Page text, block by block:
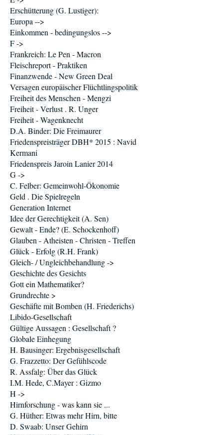
Erschütterung (G. Lustiger):
Europa -->
Einkommen - bedingungslos -->
F ->
Frankreich: Le Pen - Macron
Fleischreport - Praktiken
Finanzwende - New Green Deal
Versagen europäischer Flüchtlingspolitik
Freiheit des Menschen - Mengzi
Freiheit - Verlust . R. Unger
Freiheit - Wagenknecht
D.A. Binder: Die Freimaurer
Friedenspreisträger DBH* 2015 : Navid
Kermani
Friedenspreis Jaroin Lanier 2014
G ->
C. Felber: Gemeinwohl-Ökonomie
Geld . Die Spielregeln
Generation Internet
Idee der Gerechtigkeit (A. Sen)
Gewalt - Ende? (E. Schockenhoff)
Glauben - Atheisten - Christen - Treffen
Glück - Erfolg (R.H. Frank)
Gleich- / Ungleichbehandlung ->
Geschichte des Gesichts
Gott ein Mathematiker?
Grundrechte >
Geschäfte mit Bomben (H. Friederichs)
Libido-Gesellschaft
Gültige Aussagen : Gesellschaft ?
Globale Einhegung
H. Bausinger: Ergebnisgesellschaft
G. Frazzetto: Der Gefühlscode
R. Assfalg: Über das Glück
I.M. Hede, C.Mayer : Gizmo
H ->
Hirnforschung - was kann sie ...
G. Hüther: Etwas mehr Hirn, bitte
D. Swaab: Unser Gehirn